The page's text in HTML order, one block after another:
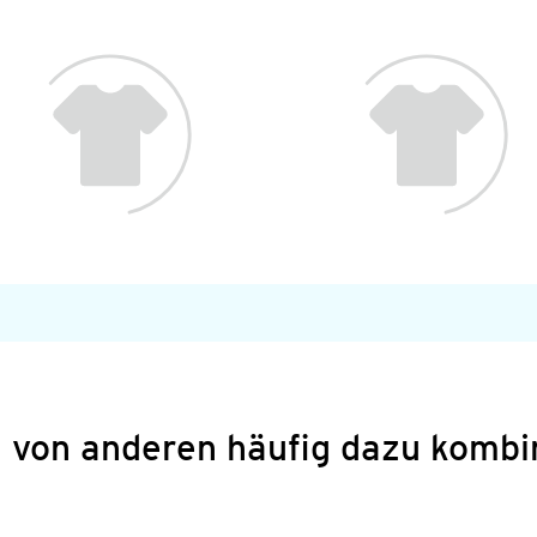
von anderen häufig dazu